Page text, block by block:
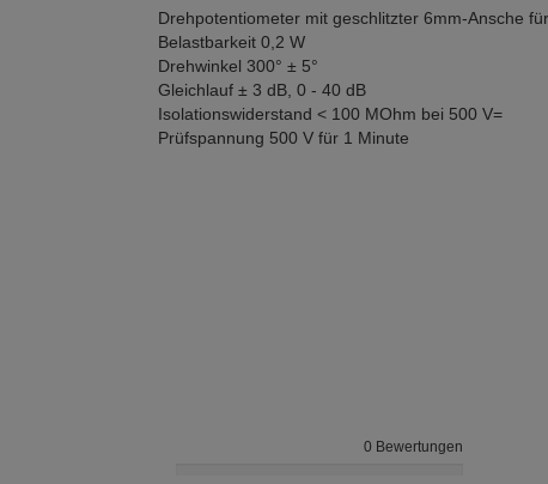
Drehpotentiometer mit geschlitzter 6mm-Ansche
Belastbarkeit 0,2 W
Drehwinkel 300° ± 5°
Gleichlauf ± 3 dB, 0 - 40 dB
Isolationswiderstand < 100 MOhm bei 500 V=
Prüfspannung 500 V für 1 Minute
0 Bewertungen